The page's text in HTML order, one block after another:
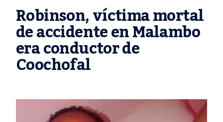
Robinson, víctima mortal
de accidente en Malambo
era conductor de
Coochofal